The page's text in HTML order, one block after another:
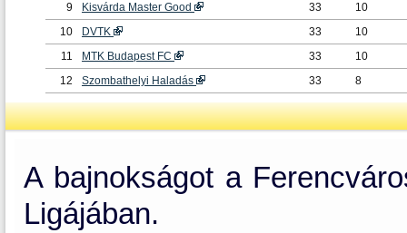
9
Kisvárda Master Good 33
10
10
DVTK 33
10
11
MTK Budapest FC 33
10
12
Szombathelyi Haladás 33 8
A bajnokságot a
Ligájában.